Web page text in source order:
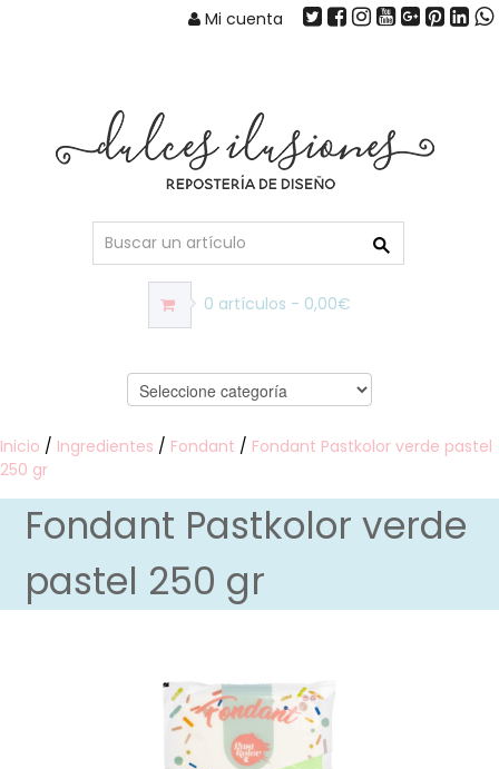
Mi cuenta
0 artículos - 0,00€
Inicio / Ingredientes / Fondant / Fondant Pastkolor verde pastel
250 gr
Fondant Pastkolor verde
pastel 250 gr